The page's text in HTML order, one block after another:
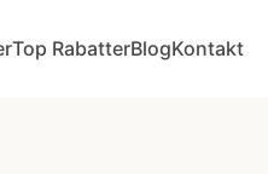
Top RabatterBlogKontakt